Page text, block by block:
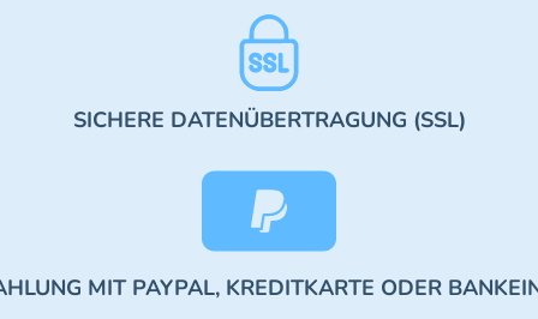
SICHERE DATENÜBERTRAGUNG (SSL)
MIT PAYPAL, KREDITKARTE ODER